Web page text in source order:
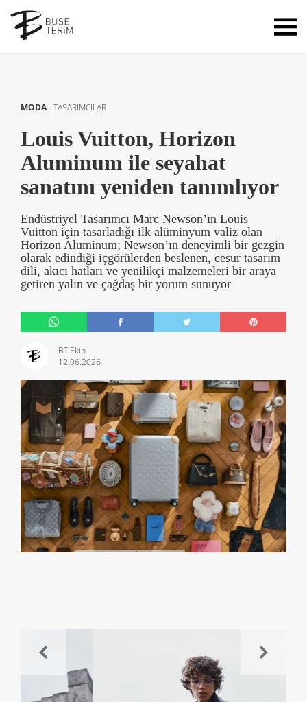
MODA-TASARIMCILAR
Louis Vuitton, Horizon
Aluminum ile seyahat
sanatını yeniden tanımlıyor
Endüstriyel Tasarımcı Marc Newson’ın Louis
Vuitton için tasarladığı ilk alüminyum valiz olan
Horizon Aluminum; Newson’ın deneyimli bir gezgin
olarak edindiği içgörülerden beslenen, cesur tasarım
dili, akıcı hatları ve yenilikçi malzemeleri bir araya
getiren yalın ve çağdaş bir yorum sunuyor
BT Ekip
12.06.2026